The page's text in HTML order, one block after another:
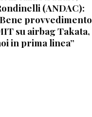
(ANDAC):
provvedimento
su airbag Takata,
in prima linea”